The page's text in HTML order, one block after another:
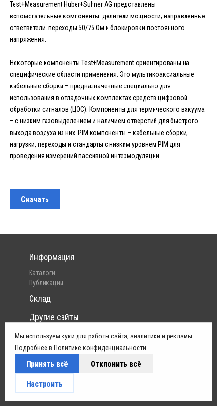
Test+Measurement Huber+Suhner AG представлены
вспомогательные компоненты: делители мощности, направленные
ответвители, переходы 50/75 Ом и блокировки постоянного
напряжения.
Некоторые компоненты Test+Measurement ориентированы на
специфические области применения. Это мультикоаксиальные
кабельные сборки – предназначенные специально для
использования в отладочных комплектах средств цифровой
обработки сигналов (ЦОС). Компоненты для термического вакуума
– с низким газовыделением и наличием отверстий для быстрого
выхода воздуха из них. PIM компоненты – кабельные сборки,
нагрузки, переходы и стандарты с низким уровнем PIM для
проведения измерений пассивной интермодуляции.
Скачать
Информация
Каталоги
Публикации
Склад
Другие сайты
Интернет-магазин Pelican
Юридическая информация
Политика конфиденциальности
Условия поставок
Обработка персональных данных
Мы используем куки для работы сайта, аналитики и рекламы.
Подробнее в Политике конфиденциальности
Принять всё Отклонить всё
Настроить